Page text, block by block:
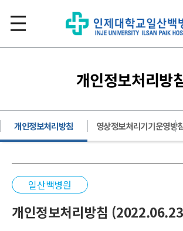
개인정보처리방
개인정보처리방침 영상정보처리기기운영방
일산백병원
개인정보처리방침